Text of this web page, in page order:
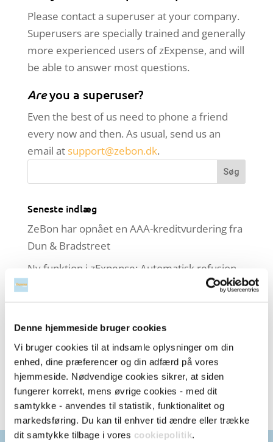
Denne hjemmeside bruger cookies
Vi bruger cookies til at indsamle oplysninger om din
enhed, dine præferencer og din adfærd på vores
hjemmeside. Nødvendige cookies sikrer, at siden
fungerer korrekt, mens øvrige cookies - med dit
samtykke - anvendes til statistik, funktionalitet og
markedsføring. Du kan til enhver tid ændre eller trække
dit samtykke tilbage i vores cookiepolitik.
Please contact a superuser at your company.
Superusers are specially trained and generally
more experienced users of zExpense, and will
be able to answer most questions.
Areyou a superuser?
Even the best of us need to phone a friend
every now and then. As usual, send us an
email at support@zebon.dk.
Seneste indlæg
ZeBon har opnået en AAA-kreditvurdering fra
Dun & Bradstreet
Ny funktion i zExpense: Automatisk refusion
af udlæg til NemKonto
Viderefakturering af udlæg
Falske fakturaer – sådan beskytter du din
virksomhed mod faktura svindel
CO₂-regnskab – hvad er det, og hvem skal lave
det?